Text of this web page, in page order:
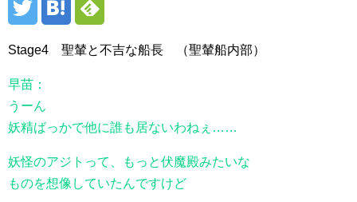
Stage4 聖輦と不吉な船長 （聖輦船内部）
早苗：
うーん
妖精ばっかで他に誰も居ないわねぇ……
妖怪のアジトって、もっと伏魔殿みたいな
ものを想像していたんですけど